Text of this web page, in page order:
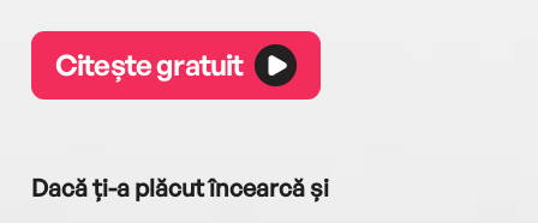
Citește gratuit
Dacă ți-a plăcut încearcă și